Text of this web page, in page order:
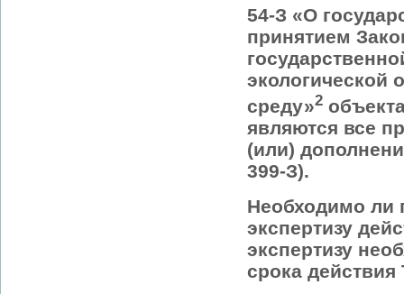
54-З «О
принятием
экологической
среду»2
являются все
(или)
399-З).
Необходимо ли
экспертизу
экспертизу
срока действия